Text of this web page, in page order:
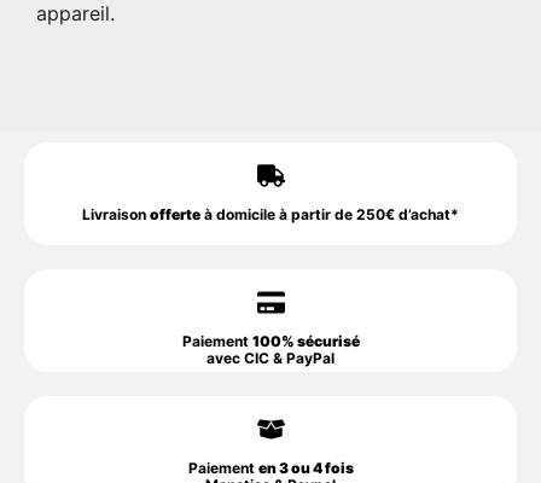
appareil.
Livraison offerte à domicile à partir de 250€ d’achat*
Paiement 100% sécurisé
avec CIC & PayPal
Paiement en 3 ou 4 fois